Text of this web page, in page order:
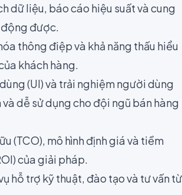
dữ liệu, báo cáo hiệu suất và cung
được.
thông điệp và khả năng thấu hiểu
khách hàng.
(UI) và trải nghiệm người dùng
và dễ sử dụng cho đội ngũ bán hàng
(TCO), mô hình định giá và tiềm
của giải pháp.
hỗ trợ kỹ thuật, đào tạo và tư vấn từ